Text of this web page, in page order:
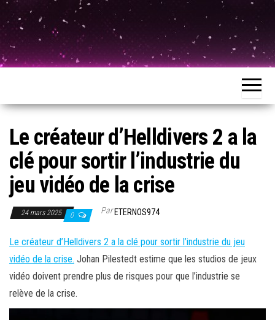
Le créateur d’Helldivers 2 a la
clé pour sortir l’industrie du
jeu vidéo de la crise
24 mars 2025 0 ParETERNOS974
Le créateur d’Helldivers 2 a la clé pour sortir l’industrie du jeu
vidéo de la crise. Johan Pilestedt estime que les studios de jeux
vidéo doivent prendre plus de risques pour que l’industrie se
relève de la crise.